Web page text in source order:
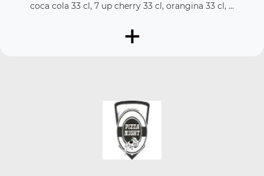
coca cola 33 cl, 7 up cherry 33 cl, orangina 33 cl, ...
+